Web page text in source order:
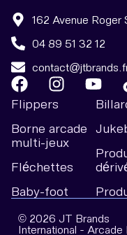
162 Avenue Roger
04 89 51 32 12
Flippers
Borne arcade
multi-jeux
Fléchettes
Baby-foot
© 2026 JT Brands
International - Arcade